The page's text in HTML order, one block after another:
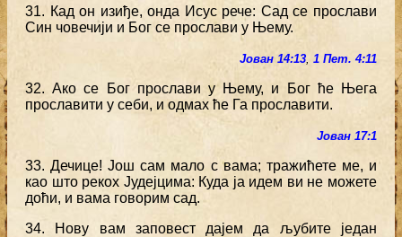
31. Кад он изиђе, онда Исус рече: Сад се прослави
Син човечији и Бог се прослави у Њему.
Јован 14:13, 1 Пет. 4:11
32. Ако се Бог прослави у Њему, и Бог ће Њега
прославити у себи, и одмах ће Га прославити.
Јован 17:1
33. Дечице! Још сам мало с вама; тражићете ме, и
као што рекох Јудејцима: Куда ја идем ви не можете
доћи, и вама говорим сад.
34. Нову вам заповест дајем да љубите један